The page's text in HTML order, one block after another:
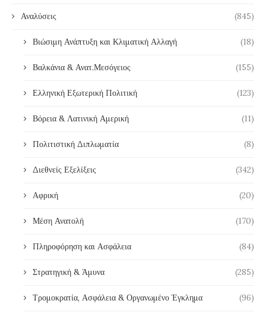
Αναλύσεις (845)
Βιώσιμη Ανάπτυξη και Κλιματική Αλλαγή (18)
Βαλκάνια & Ανατ.Μεσόγειος (155)
Ελληνική Εξωτερική Πολιτική (123)
Βόρεια & Λατινική Αμερική (11)
Πολιτιστική Διπλωματία (8)
Διεθνείς Εξελίξεις (342)
Αφρική (20)
Μέση Ανατολή (170)
Πληροφόρηση και Ασφάλεια (84)
Στρατηγική & Άμυνα (285)
Τρομοκρατία, Ασφάλεια & Οργανωμένο Έγκλημα (96)